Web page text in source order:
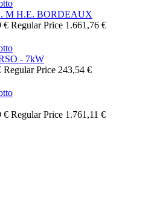
M H.E. BORDEAUX
€ Regular Price 1.661,76 €
- 7kW
Regular Price 243,54 €
€ Regular Price 1.761,11 €